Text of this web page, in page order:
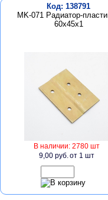
Код: 138791
MK-071 Радиатор-
60х45х1
В наличии: 2780 шт
9,00 руб.от 1 шт